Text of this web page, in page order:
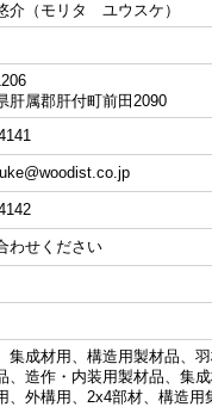
（モリタ ユウスケ）
肝属郡肝付町前田2090
わせください
集成材用、構造用製材品、
、造作・内装用製材品、集
、外構用、2x4部材、構造用